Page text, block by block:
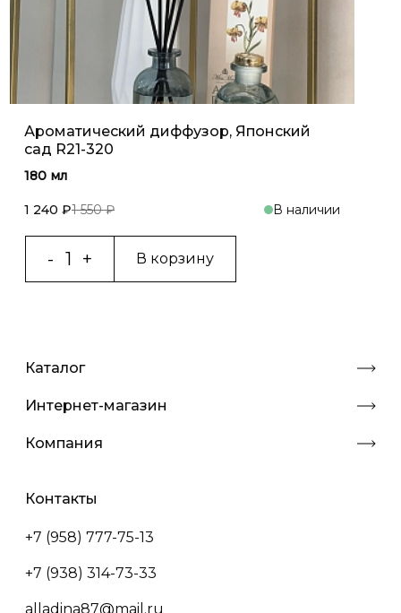
Ароматический диффузор, Японский
сад R21-320
180 мл
1 240 ₽1 550 ₽ В наличии
В корзину
Каталог
Интернет-магазин
Компания
Контакты
+7 (958) 777-75-13
+7 (938) 314-73-33
alladina87@mail.ru